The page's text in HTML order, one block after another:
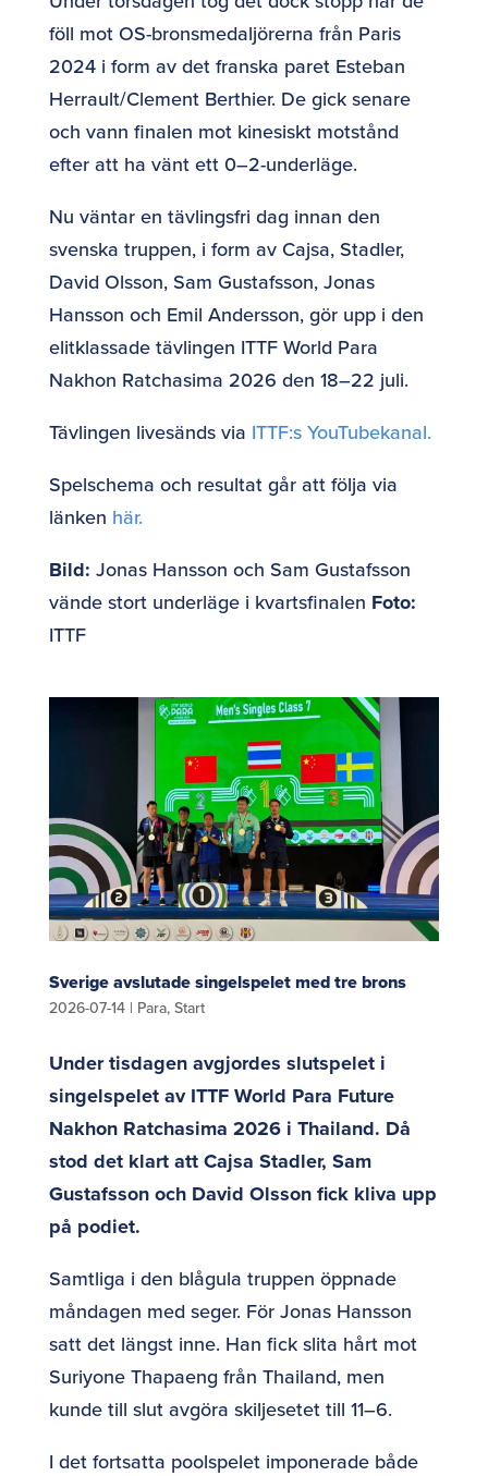
föll mot OS-bronsmedaljörerna från Paris
2024 i form av det franska paret Esteban
Herrault/Clement Berthier. De gick senare
och vann finalen mot kinesiskt motstånd
efter att ha vänt ett 0–2-underläge.
Nu väntar en tävlingsfri dag innan den
svenska truppen, i form av Cajsa, Stadler,
David Olsson, Sam Gustafsson, Jonas
Hansson och Emil Andersson, gör upp i den
elitklassade tävlingen ITTF World Para
Nakhon Ratchasima 2026 den 18–22 juli.
Tävlingen livesänds via ITTF:s YouTubekanal.
Spelschema och resultat går att följa via
länken här.
Bild: Jonas Hansson och Sam Gustafsson
vände stort underläge i kvartsfinalen Foto:
ITTF
Sverige avslutade singelspelet med tre brons
2026-07-14| Para, Start
Under tisdagen avgjordes slutspelet i
singelspelet av ITTF World Para Future
Nakhon Ratchasima 2026 i Thailand. Då
stod det klart att Cajsa Stadler, Sam
Gustafsson och David Olsson fick kliva upp
på podiet.
Samtliga i den blågula truppen öppnade
måndagen med seger. För Jonas Hansson
satt det längst inne. Han fick slita hårt mot
Suriyone Thapaeng från Thailand, men
kunde till slut avgöra skiljesetet till 11–6.
I det fortsatta poolspelet imponerade både